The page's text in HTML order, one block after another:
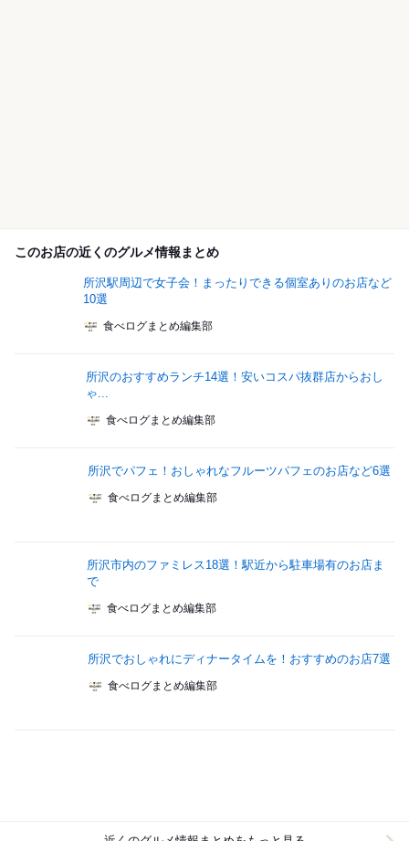
このお店の近くのグルメ情報まとめ
所沢駅周辺で女子会！まったりできる個室ありのお店など
10選
食べログまとめ編集部
所沢のおすすめランチ14選！安いコスパ抜群店からおし
ゃ...
食べログまとめ編集部
所沢でパフェ！おしゃれなフルーツパフェのお店など6選
食べログまとめ編集部
所沢市内のファミレス18選！駅近から駐車場有のお店ま
で
食べログまとめ編集部
所沢でおしゃれにディナータイムを！おすすめのお店7選
食べログまとめ編集部